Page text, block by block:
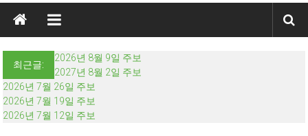
최근글:
2026년 8월 9일 주보
2027년 8월 2일 주보
2026년 7월 26일 주보
2026년 7월 19일 주보
2026년 7월 12일 주보